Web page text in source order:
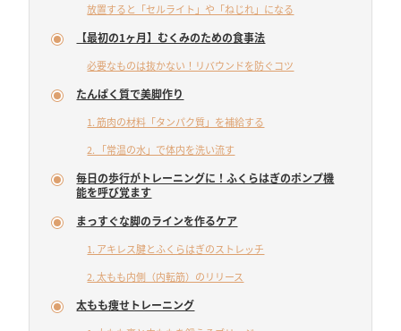
放置すると「セルライト」や「ねじれ」になる
【最初の1ヶ月】むくみのための食事法
必要なものは抜かない！リバウンドを防ぐコツ
たんぱく質で美脚作り
1. 筋肉の材料「タンパク質」を補給する
2. 「常温の水」で体内を洗い流す
毎日の歩行がトレーニングに！ふくらはぎのポンプ機
能を呼び覚ます
まっすぐな脚のラインを作るケア
1. アキレス腱とふくらはぎのストレッチ
2. 太もも内側（内転筋）のリリース
太もも痩せトレーニング